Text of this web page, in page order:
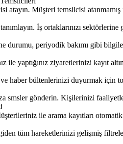
atayın. Müşteri temsilcisi
İş ortaklarınızı
durumu, periyodik bakımı gibi
ile yaptığınız ziyaretlerinizi kayıt
ve haber bültenlerinizi duyurmak
smsler gönderin. Kişilerinizi
ile arama kayıtları
tüm hareketlerinizi gelişmiş